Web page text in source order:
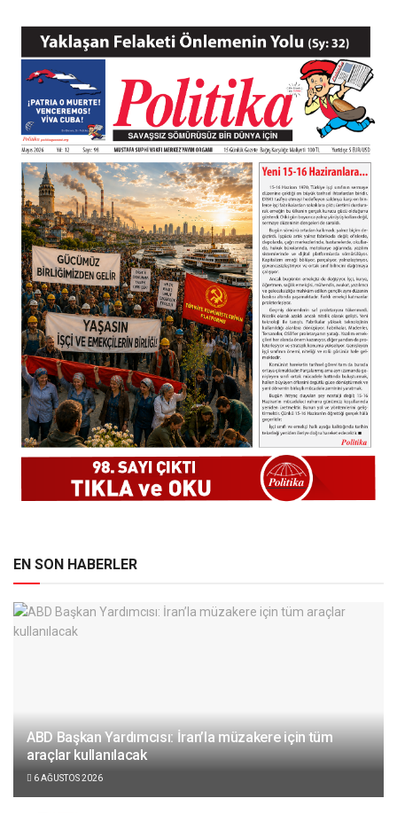
EN SON HABERLER
ABD Başkan Yardımcısı: İran’la müzakere için tüm
araçlar kullanılacak
6 AĞUSTOS 2026